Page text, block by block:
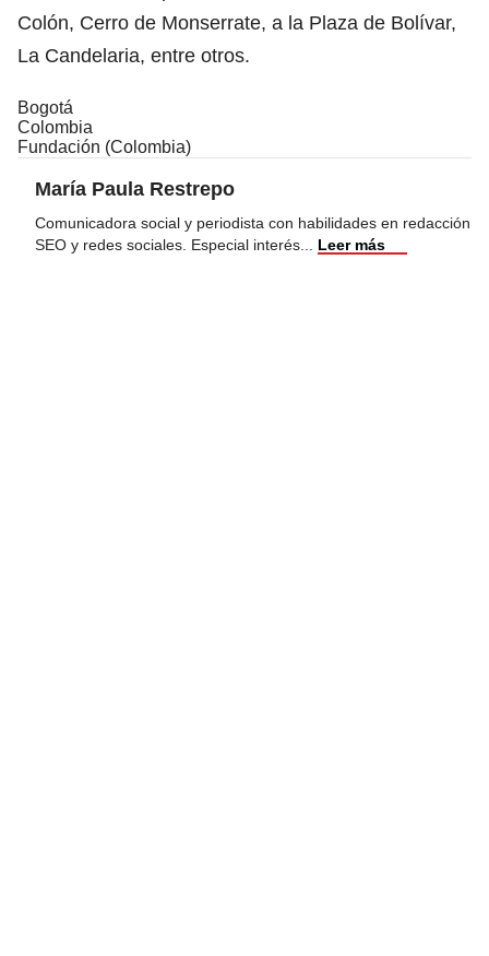
Colón, Cerro de Monserrate, a la Plaza de Bolívar,
La Candelaria, entre otros.
Bogotá
Colombia
Fundación (Colombia)
María Paula Restrepo
Comunicadora social y periodista con habilidades en redacción
SEO y redes sociales. Especial interés
Leer más